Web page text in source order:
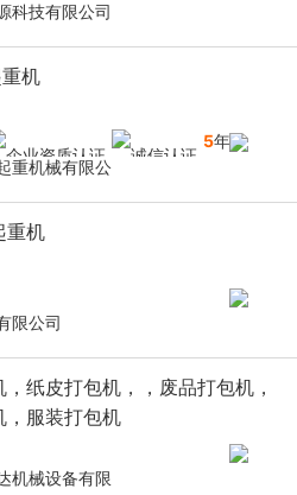
科技有限公司
机
5年
重机械有限公
重机
限公司
纸皮打包机，，废品打包机，
，服装打包机
机械设备有限